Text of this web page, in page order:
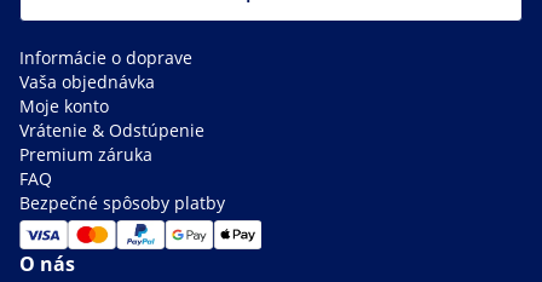
Informácie o doprave
Vaša objednávka
Moje konto
Vrátenie & Odstúpenie
Premium záruka
FAQ
Bezpečné spôsoby platby
O nás